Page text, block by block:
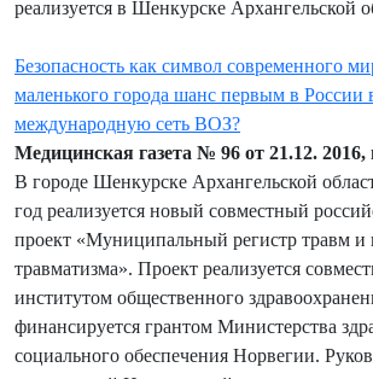
реализуется в Шенкурске Архангельской
Безопасность как символ современного
маленького города шанс первым в России
международную сеть ВОЗ?
Медицинская газета № 96 от 21.12.
В городе Шенкурске Архангельской
год реализуется новый совместный
проект «Муниципальный регистр травм и
травматизма». Проект реализуется
институтом общественного
финансируется грантом Министерства
социального обеспечения Норвегии.